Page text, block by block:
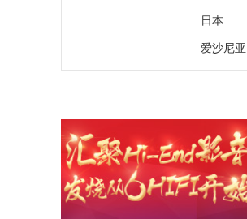
日本
爱沙尼亚